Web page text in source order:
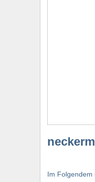
Im Folgendem